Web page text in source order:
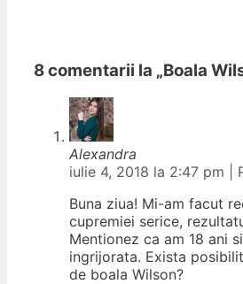
8 comentarii la „Boala
Alexandra
iulie 4, 2018 la 2:47 pm
Buna ziua! Mi-am facut
cupremiei serice,
Mentionez ca am 18 ani
ingrijorata. Exista
de boala Wilson?